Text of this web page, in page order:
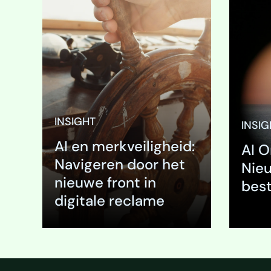
INSIGHT
AI en merkveiligheid:
Navigeren door het
nieuwe front in
digitale reclame
In de
nodig
een
naast
Uitklappen
AI